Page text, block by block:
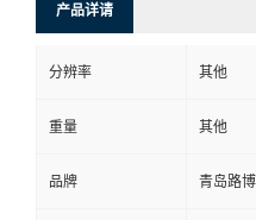
系
产品详请
分辨率 其他
重量 其他
品牌 青岛路博